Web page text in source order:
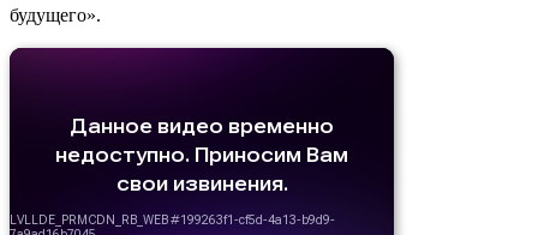
будущего».